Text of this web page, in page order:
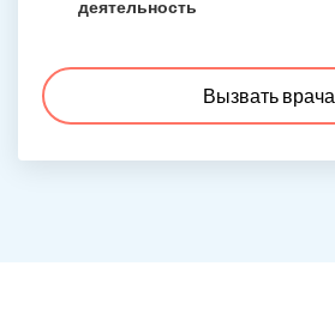
деятельность
Вызвать врача